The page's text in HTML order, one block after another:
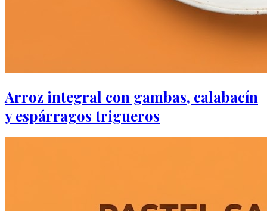
Arroz integral con gambas, calabacín
y espárragos trigueros